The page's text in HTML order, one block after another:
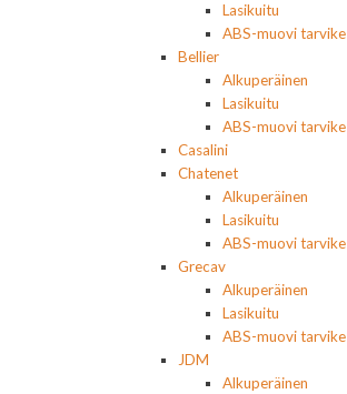
Lasikuitu
ABS-muovi tarvike
Bellier
Alkuperäinen
Lasikuitu
ABS-muovi tarvike
Casalini
Chatenet
Alkuperäinen
Lasikuitu
ABS-muovi tarvike
Grecav
Alkuperäinen
Lasikuitu
ABS-muovi tarvike
JDM
Alkuperäinen